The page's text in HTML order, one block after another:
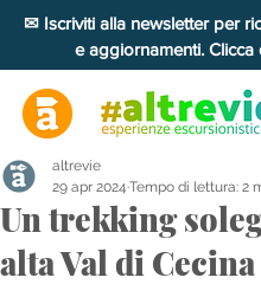
✉ Iscriviti alla newsletter per
e aggiornamenti.
Un trekking
alta Val di Cecina
altrevie
29 apr 2024 Tempo di lettura: 2